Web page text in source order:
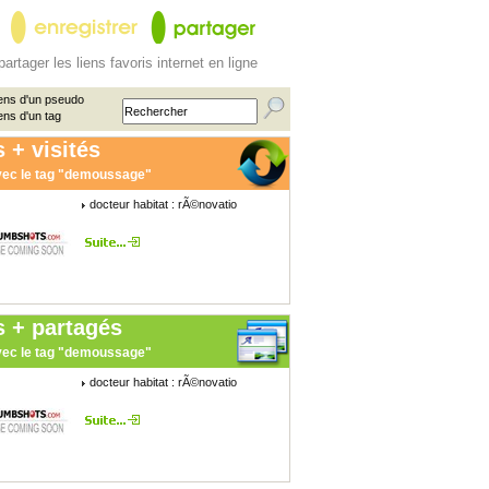
les liens favoris internet en ligne
d'un pseudo
d'un tag
+ visités
le tag "demoussage"
docteur habitat : rÃ©novatio
+ partagés
le tag "demoussage"
docteur habitat : rÃ©novatio